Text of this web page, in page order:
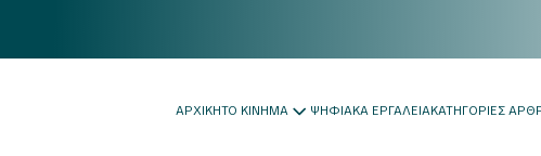
ΑΡΧΙΚΗΤΟ ΚΙΝΗΜΑ ΨΗΦΙΑΚΑ ΕΡΓΑΛΕΙΑΚΑΤΗΓΟΡΙΕΣ